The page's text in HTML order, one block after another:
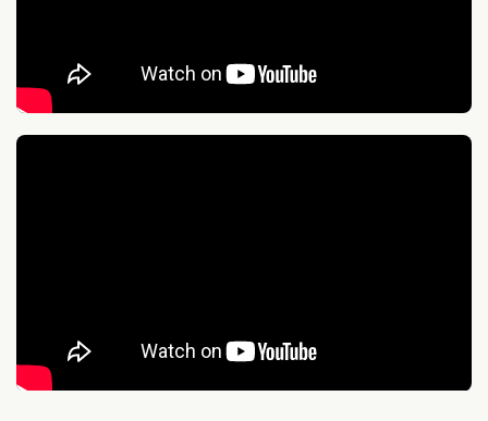
Thema
Actief & outdoor
Fietsroutes
Golfbaan
Restaurants
Shoppen
Zee/strand
Wandelroutes